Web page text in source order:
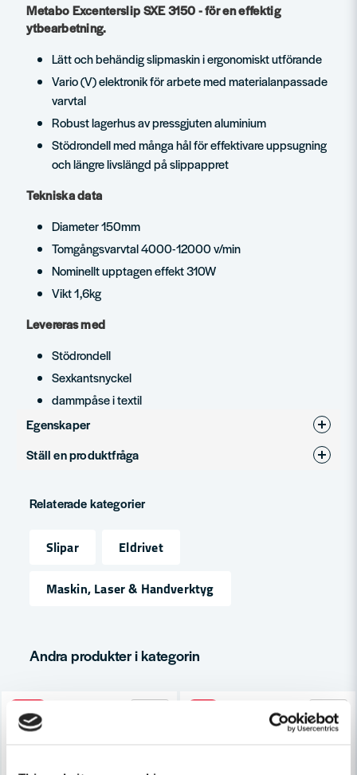
Metabo Excenterslip SXE 3150 - för en effektig
ytbearbetning.
Lätt och behändig slipmaskin i ergonomiskt utförande
Vario (V) elektronik för arbete med materialanpassade
varvtal
Robust lagerhus av pressgjuten aluminium
Stödrondell med många hål för effektivare uppsugning
och längre livslängd på slippappret
Tekniska data
Diameter 150mm
Tomgångsvarvtal 4000-12000 v/min
Nominellt upptagen effekt 310W
Vikt 1,6kg
Levereras med
Stödrondell
Sexkantsnyckel
dammpåse i textil
Egenskaper
Produkttyp
Ställ en produktfråga
Fråga oss något om denna produkten...
Namn
Relaterade kategorier
Slipar
Eldrivet
Maskin, Laser & Handverktyg
Andra produkter i kategorin
-10%